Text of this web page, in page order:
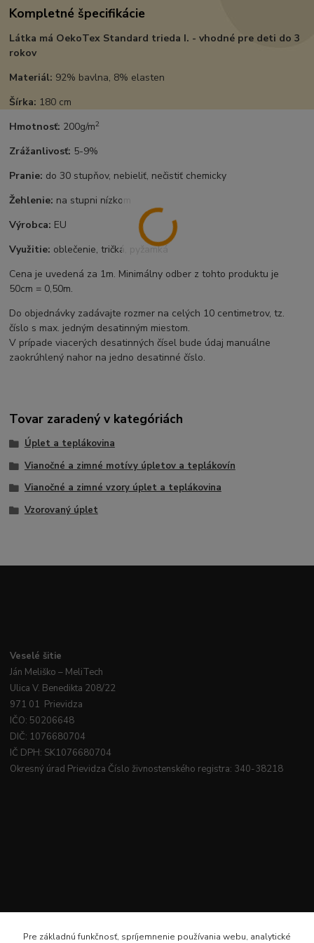
Kompletné špecifikácie
Látka má OekoTex Standard trieda I. - vhodné pre deti do 3
rokov
Materiál: 92% bavlna, 8% elasten
Šírka: 180 cm
Hmotnosť: 200g/m2
Zrážanlivosť: 5-9%
Pranie: do 30 stupňov, nebieliť, nečistiť chemicky
Žehlenie: na stupni nízkom
Výrobca: EU
Využitie: oblečenie, tričká, pyžamká
Cena je uvedená za 1m. Minimálny odber z tohto produktu je
50cm = 0,50m.
Do objednávky zadávajte rozmer na celých 10 centimetrov, tz.
číslo s max. jedným desatinným miestom.
V prípade viacerých desatinných čísel bude údaj manuálne
zaokrúhlený nahor na jedno desatinné číslo.
Tovar zaradený v kategóriách
Úplet a teplákovina
Vianočné a zimné motívy úpletov a teplákovín
Vianočné a zimné vzory úplet a teplákovina
Vzorovaný úplet
Veselé šitie
Ján Meliško – MeliTech
Ulica V. Benedikta 208/22
971 01 Prievidza
IČO: 50206648
DIČ: 1076680704
IČ DPH: SK1076680704
Okresný úrad Prievidza Číslo živnostenského registra: 340-38218
Pre základnú funkčnosť, spríjemnenie používania webu, analytické